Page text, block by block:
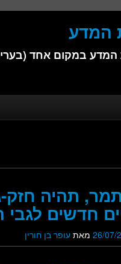
המדע
במקום אחד
Skip to
Skip to
תהיה חזק-
חדשים
26/07/ מאת עופר בן חורין